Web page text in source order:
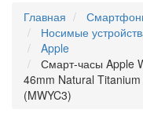
Главная
Носимые
Apple
Смарт-часы Apple
46mm Natural
(MWYC3)